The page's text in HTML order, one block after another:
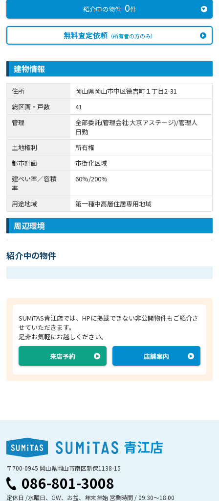
紹介中の物件 0件
無料査定依頼（所有者の方のみ）
建物情報
住所
岡山県岡山市中区徳吉町１丁目2-31
総区画・戸数
41
管理
全部委託(管理会社:大京アステージ)/管理人
日勤
土地権利
所有権
都市計画
市街化区域
建ぺい率／容積
率
60%/200%
用途地域 第一種中高層住居専用地域
周辺環境
紹介中の物件
SUMiTAS青江店では、HPに掲載できない非公開物件もご紹介さ
せていただきます。
是非お気軽にお越しください。
来店予約 店舗案内
青江店
〒700-0945 岡山県岡山市南区新保1138-15
086-801-3008
定休日 /水曜日、GW、お盆、年末年始 営業時間 / 09:30〜18:00